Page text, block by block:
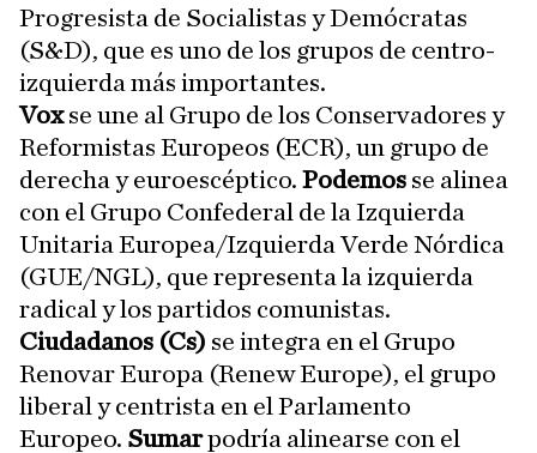
Progresista de Socialistas y Demócratas
(S&D), que es uno de los grupos de centro-
izquierda más importantes.
Voxse une al Grupo de los Conservadores y
Reformistas Europeos (ECR), un grupo de
derecha y euroescéptico. Podemos se alinea
con el Grupo Confederal de la Izquierda
Unitaria Europea/Izquierda Verde Nórdica
(GUE/NGL), que representa la izquierda
radical y los partidos comunistas.
Ciudadanos (Cs) se integra en el Grupo
Renovar Europa (Renew Europe), el grupo
liberal y centrista en el Parlamento
Europeo. Sumarpodría alinearse con el